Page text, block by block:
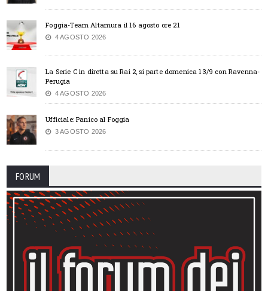
Foggia-Team Altamura il 16 agosto ore 21
4 AGOSTO 2026
La Serie C in diretta su Rai 2, si parte domenica 13/9 con Ravenna-
Perugia
4 AGOSTO 2026
Ufficiale: Panico al Foggia
3 AGOSTO 2026
FORUM